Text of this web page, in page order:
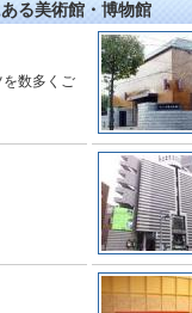
る美術館・博物館
数多くご